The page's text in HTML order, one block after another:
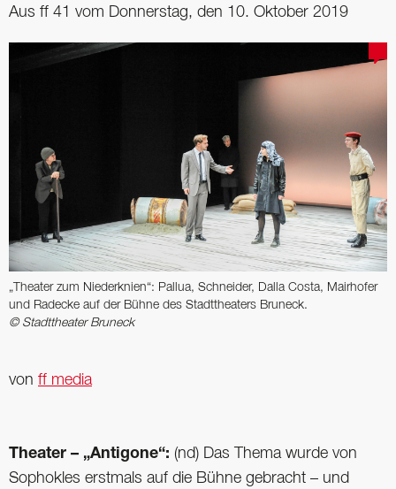
Aus ff 41 vom Donnerstag, den 10. Oktober 2019
„Theater zum Niederknien“: Pallua, Schneider, Dalla Costa, Mairhofer
und Radecke auf der Bühne des Stadttheaters Bruneck.
© Stadttheater Bruneck
von ff media
Theater – „Antigone“: (nd) Das Thema wurde von
Sophokles erstmals auf die Bühne gebracht – und